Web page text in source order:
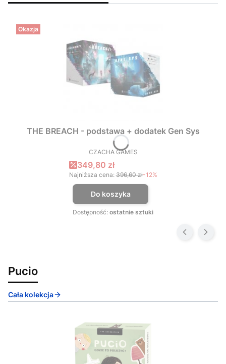
Okazja
THE BREACH - podstawa + dodatek Gen Sys
PRODUCENT
CZACHA GAMES
Cena promocyjna
349,80 zł
Najniższa cena: 396,60 zł-12%
Do koszyka
Dostępność: ostatnie sztuki
Pucio
Cała kolekcja